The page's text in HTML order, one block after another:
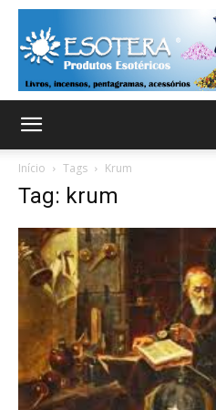
Início Tags Krum
Tag: krum